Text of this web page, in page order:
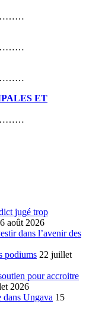
ET
jugé trop
6 août 2026
dans l’avenir des
podiums 22 juillet
pour accroitre
2026
dans Ungava 15